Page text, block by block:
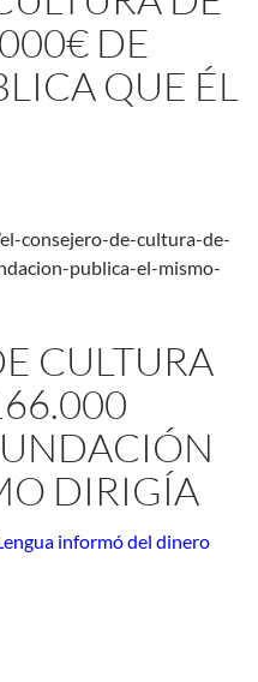
DE
QUE ÉL
consejero-de-cultura-de-
publica-el-mismo-
CULTURA
DIRIGÍA
informó del dinero